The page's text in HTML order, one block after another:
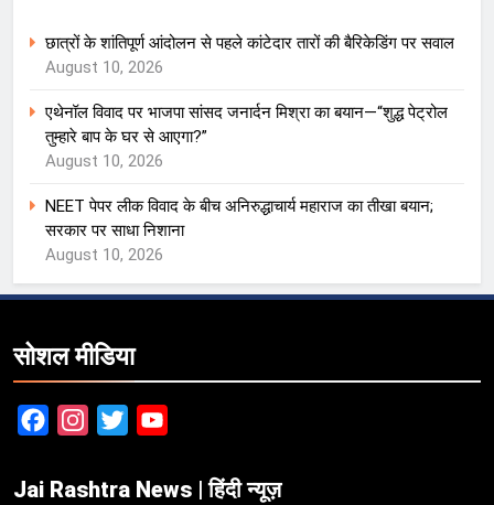
छात्रों के शांतिपूर्ण आंदोलन से पहले कांटेदार तारों की बैरिकेडिंग पर सवाल
August 10, 2026
एथेनॉल विवाद पर भाजपा सांसद जनार्दन मिश्रा का बयान—“शुद्ध पेट्रोल
तुम्हारे बाप के घर से आएगा?”
August 10, 2026
NEET पेपर लीक विवाद के बीच अनिरुद्धाचार्य महाराज का तीखा बयान;
सरकार पर साधा निशाना
August 10, 2026
सोशल मीडिया
FacebookInstagram
Twitter
Jai Rashtra News | हिंदी न्यूज़